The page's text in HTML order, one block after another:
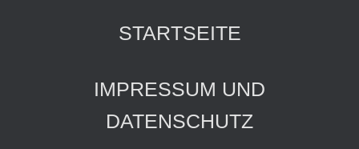
STARTSEITE
IMPRESSUM UND
DATENSCHUTZ